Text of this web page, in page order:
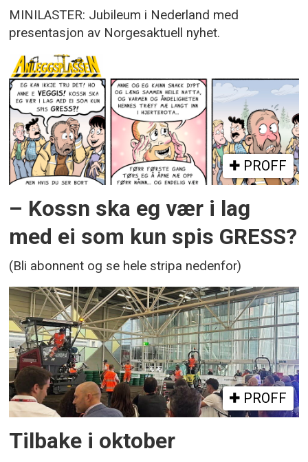
MINILASTER: Jubileum i Nederland med
presentasjon av Norgesaktuell nyhet.
PROFF
– Kossn ska eg vær i lag
med ei som kun spis GRESS?
(Bli abonnent og se hele stripa nedenfor)
PROFF
Tilbake i oktober